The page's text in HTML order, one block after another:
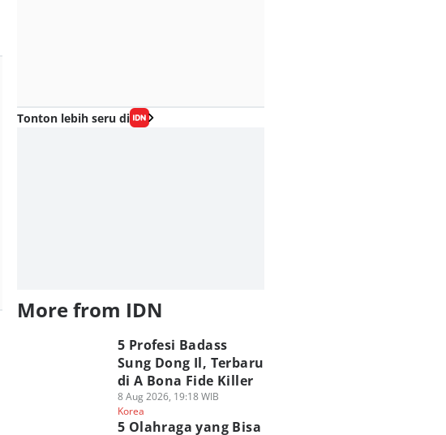
Tonton lebih seru di
More from IDN
5 Profesi Badass
Sung Dong Il, Terbaru
di A Bona Fide Killer
8 Aug 2026, 19:18 WIB
Korea
5 Olahraga yang Bisa